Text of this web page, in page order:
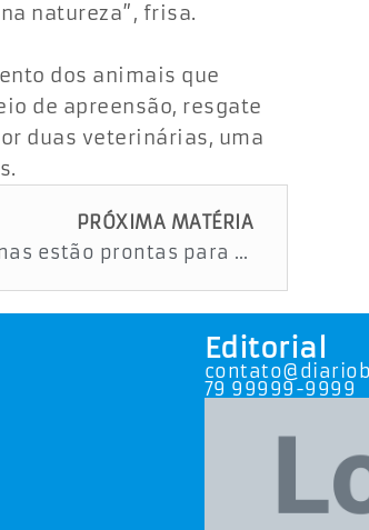
natureza”, frisa.
dos animais que
de apreensão, resgate
duas veterinárias, uma
PRÓXIMA MATÉRIA
Mais de 5 mil urnas estão prontas para uso nas eleições em Sergipe
Editorial
79 99999-9999